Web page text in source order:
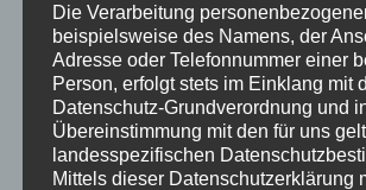
MP Mario Porten
Beratung
Training
Coaching
Impulsvorträge
Die Verarbeitung
beispielsweise des Namens, der
Adresse oder Telefonnummer einer
Person, erfolgt stets im Einklang mit
Datenschutz-Grundverordnung und
Übereinstimmung mit den für uns
landesspezifischen
Mittels dieser Datenschutzerklärung